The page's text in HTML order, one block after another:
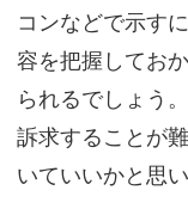
コンなどで示す
容を把握してお
られるでしょう
訴求することが
いていいかと思い